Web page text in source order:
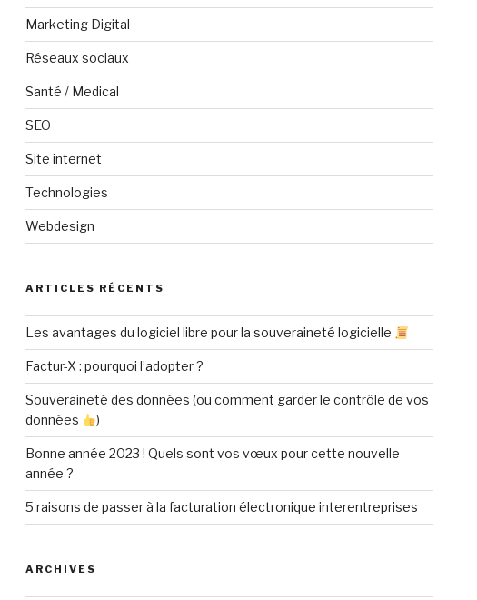
Marketing Digital
Réseaux sociaux
Santé / Medical
SEO
Site internet
Technologies
Webdesign
ARTICLES RÉCENTS
Les avantages du logiciel libre pour la souveraineté logicielle
Factur-X : pourquoi l’adopter ?
Souveraineté des données (ou comment garder le contrôle de vos
données
)
Bonne année 2023 ! Quels sont vos vœux pour cette nouvelle
année ?
5 raisons de passer à la facturation électronique interentreprises
ARCHIVES